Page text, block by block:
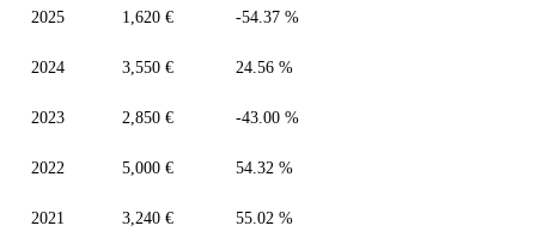
2025 1,620 € -54.37 %
2024 3,550 € 24.56 %
2023 2,850 € -43.00 %
2022 5,000 € 54.32 %
2021 3,240 € 55.02 %